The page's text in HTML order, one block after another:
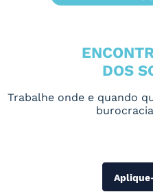
DOS
Trabalhe onde e quando